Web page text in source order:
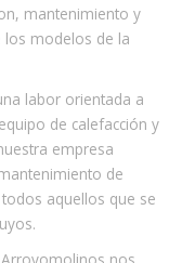
mantenimiento y
los modelos de la
labor orientada a
de calefacción y
empresa
de
aquellos que se
Arroyomolinos nos